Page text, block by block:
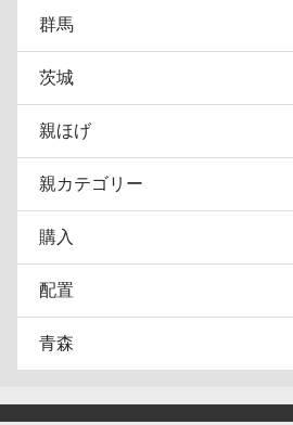
群馬
茨城
親ほげ
親カテゴリー
購入
配置
青森